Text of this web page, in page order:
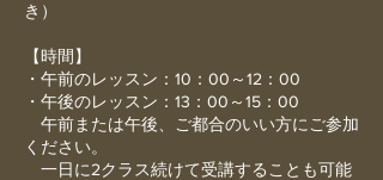
き）
【時間】
・午前のレッスン：10：00～12：00
・午後のレッスン：13：00～15：00
午前または午後、ご都合のいい方にご参加
ください。
一日に2クラス続けて受講することも可能